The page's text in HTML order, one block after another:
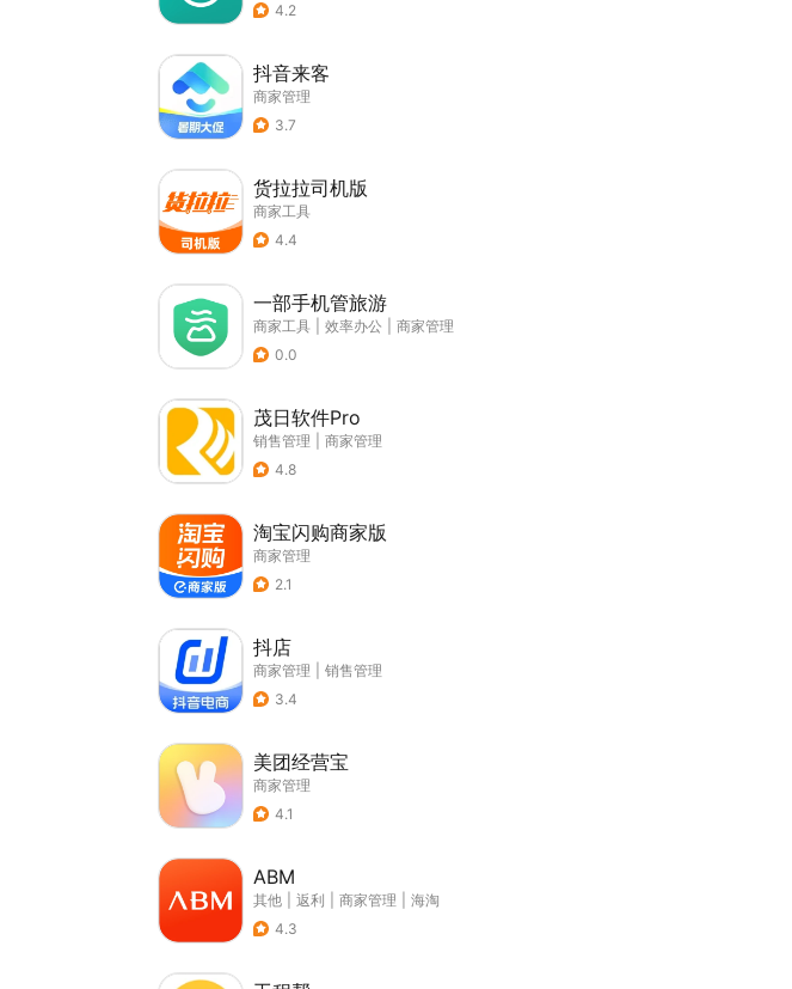
4.2
抖音来客
商家管理
3.7
货拉拉司机版
商家工具
4.4
一部手机管旅游
商家工具 效率办公
商家管理
0.0
茂日软件Pro
销售管理
商家管理
4.8
淘宝闪购商家版
商家管理
2.1
抖店
商家管理
销售管理
3.4
美团经营宝
商家管理
4.1
ABM
其他 返利 商家管理
海淘
4.3